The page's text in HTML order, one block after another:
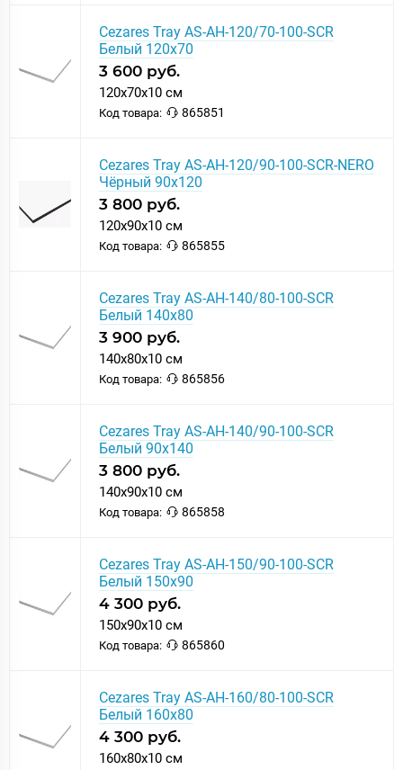
Cezares Tray AS-AH-120/70-100-SCR
Белый 120х70
3 600 руб.
120x70x10 см
Код товара: 865851
Cezares Tray AS-AH-120/90-100-SCR-NERO
Чёрный 90х120
3 800 руб.
120x90x10 см
Код товара: 865855
Cezares Tray AS-AH-140/80-100-SCR
Белый 140х80
3 900 руб.
140x80x10 см
Код товара: 865856
Cezares Tray AS-AH-140/90-100-SCR
Белый 90х140
3 800 руб.
140x90x10 см
Код товара: 865858
Cezares Tray AS-AH-150/90-100-SCR
Белый 150х90
4 300 руб.
150x90x10 см
Код товара: 865860
Cezares Tray AS-AH-160/80-100-SCR
Белый 160х80
4 300 руб.
160x80x10 см